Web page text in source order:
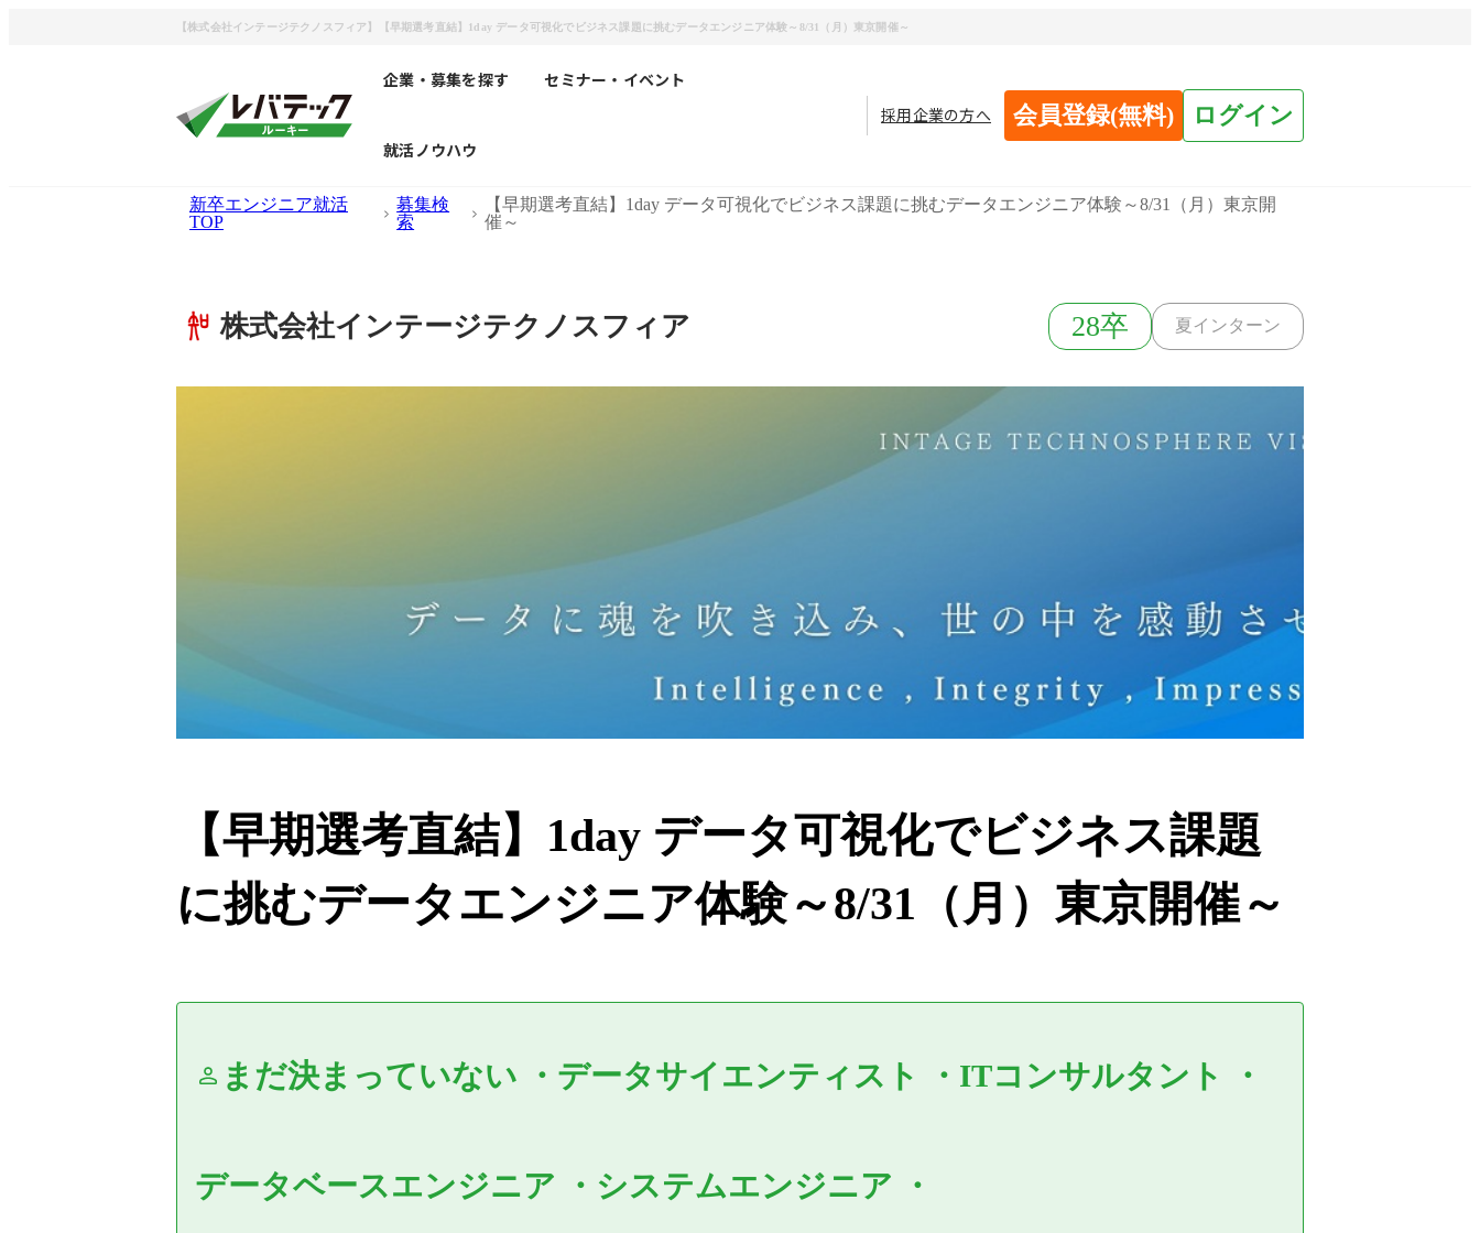
【株式会社インテージテクノスフィア】【早期選考直結】1day データ可視化でビジネス課題に挑むデータエンジニア体験～8/31（月）東京開催～
企業・募集を探す セミナー・イベント
就活ノウハウ
採用企業の方へ 会員登録(無料) ログイン
新卒エンジニア就活
TOP
募集検
索
【早期選考直結】1day データ可視化でビジネス課題に挑むデータエンジニア体験～8/31（月）東京開
催～
株式会社インテージテクノスフィア 28卒 夏インターン
【早期選考直結】1day データ可視化でビジネス課題
に挑むデータエンジニア体験～8/31（月）東京開催～
まだ決まっていない ・ データサイエンティスト ・ ITコンサルタント ・
データベースエンジニア ・ システムエンジニア ・